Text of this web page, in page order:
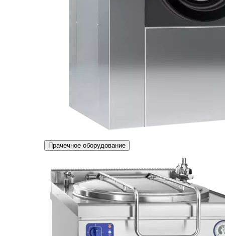
Прачечное оборудование